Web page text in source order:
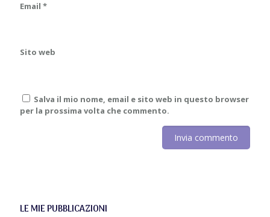
Email *
Sito web
Salva il mio nome, email e sito web in questo browser
per la prossima volta che commento.
LE MIE PUBBLICAZIONI